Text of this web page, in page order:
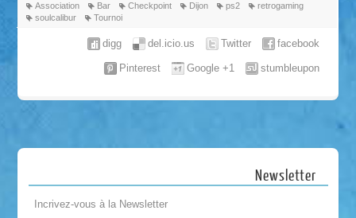
Association Bar Checkpoint Dijon ps2
retrogaming
soulcalibur
Tournoi
facebook
Twitter
del.icio.us
digg
stumbleupon
Google +1
Pinterest
Newsletter
Incrivez-vous à la Newsletter